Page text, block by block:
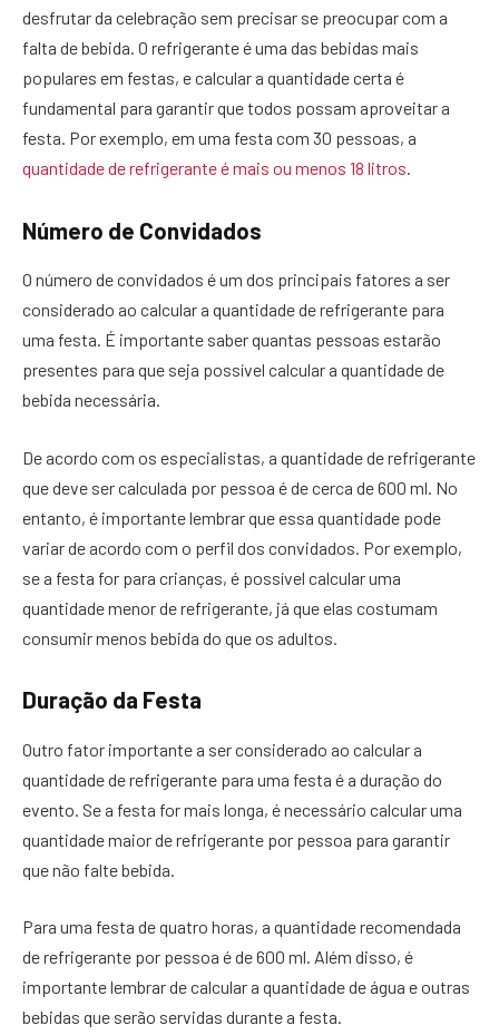
desfrutar da celebração sem precisar se preocupar com a
falta de bebida. O refrigerante é uma das bebidas mais
populares em festas, e calcular a quantidade certa é
fundamental para garantir que todos possam aproveitar a
festa. Por exemplo, em uma festa com 30 pessoas, a
quantidade de refrigerante é mais ou menos 18 litros.
Número de Convidados
O número de convidados é um dos principais fatores a ser
considerado ao calcular a quantidade de refrigerante para
uma festa. É importante saber quantas pessoas estarão
presentes para que seja possível calcular a quantidade de
bebida necessária.
De acordo com os especialistas, a quantidade de refrigerante
que deve ser calculada por pessoa é de cerca de 600 ml. No
entanto, é importante lembrar que essa quantidade pode
variar de acordo com o perfil dos convidados. Por exemplo,
se a festa for para crianças, é possível calcular uma
quantidade menor de refrigerante, já que elas costumam
consumir menos bebida do que os adultos.
Duração da Festa
Outro fator importante a ser considerado ao calcular a
quantidade de refrigerante para uma festa é a duração do
evento. Se a festa for mais longa, é necessário calcular uma
quantidade maior de refrigerante por pessoa para garantir
que não falte bebida.
Para uma festa de quatro horas, a quantidade recomendada
de refrigerante por pessoa é de 600 ml. Além disso, é
importante lembrar de calcular a quantidade de água e outras
bebidas que serão servidas durante a festa.